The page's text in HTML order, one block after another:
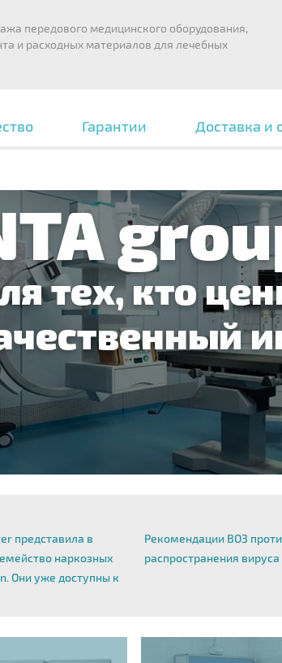
передового медицинского оборудования,
и расходных материалов для лечебных
Гарантии Доставка и
представила в
наркозных
Они уже доступны к
Рекомендации ВОЗ
распространения вируса